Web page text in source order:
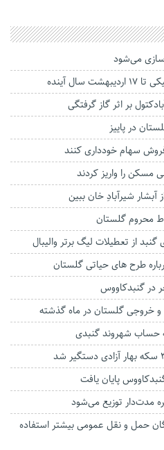
آینده
در پاییز
سهام خودداری کنند
محروم گلستان
از تعطیلات لیگ برتر والیبال
طرح های حیاتی گلستان
پایان یافت
مدت‌دار توزیع می‌شود
حمل و نقل عمومی بیشتر استفاده